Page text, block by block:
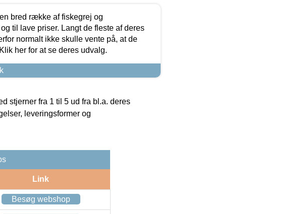
bred række af fiskegrej og
til lave priser. Langt de fleste af deres
normalt ikke skulle vente på, at de
her for at se deres udvalg.
stjerner fra 1 til 5 ud fra bl.a. deres
leveringsformer og
Link
Besøg webshop